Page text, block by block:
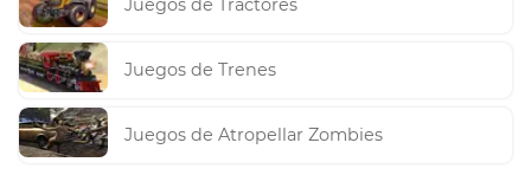
Juegos de Tractores
Juegos de Trenes
Juegos de Atropellar Zombies